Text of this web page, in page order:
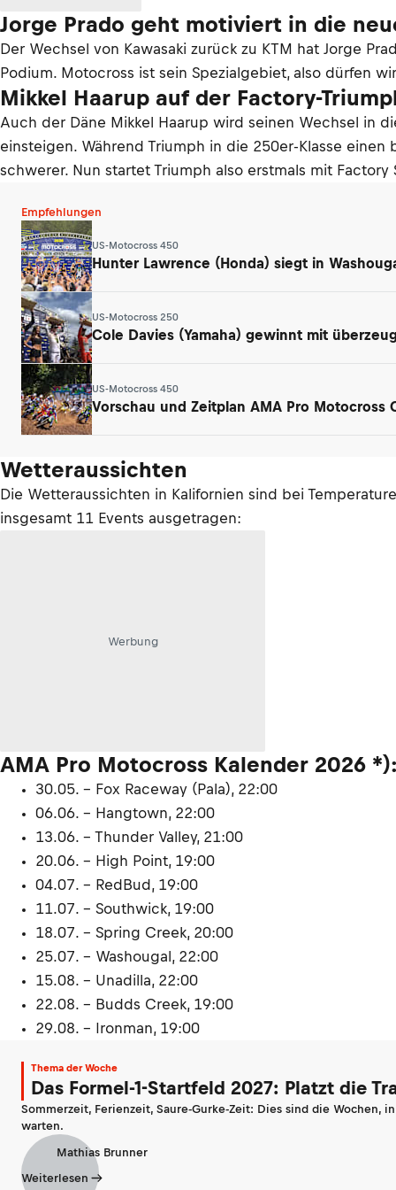
Jorge Prado geht motiviert in die
Der Wechsel von Kawasaki zurück zu KTM hat Jorge
Podium. Motocross ist sein Spezialgebiet, also dürfen
Mikkel Haarup auf der Factory-
Auch der Däne Mikkel Haarup wird seinen Wechsel in
einsteigen. Während Triumph in die 250er-Klasse
schwerer. Nun startet Triumph also erstmals mit Factory
Empfehlungen
US-Motocross 450
Hunter Lawrence (Honda) siegt in
US-Motocross 250
Cole Davies (Yamaha) gewinnt mit
US-Motocross 450
Vorschau und Zeitplan AMA Pro Motocross
Wetteraussichten
Die Wetteraussichten in Kalifornien sind bei
insgesamt 11 Events ausgetragen:
Werbung
AMA Pro Motocross Kalender 2026 *):
30.05. – Fox Raceway (Pala), 22:00
06.06. – Hangtown, 22:00
13.06. – Thunder Valley, 21:00
20.06. – High Point, 19:00
04.07. – RedBud, 19:00
11.07. – Southwick, 19:00
18.07. – Spring Creek, 20:00
25.07. – Washougal, 22:00
15.08. – Unadilla, 22:00
22.08. – Budds Creek, 19:00
29.08. – Ironman, 19:00
Thema der Woche
Das Formel-1-Startfeld 2027: Platzt die
Sommerzeit, Ferienzeit, Saure-Gurke-Zeit: Dies sind die
warten.
Mathias Brunner
Weiterlesen